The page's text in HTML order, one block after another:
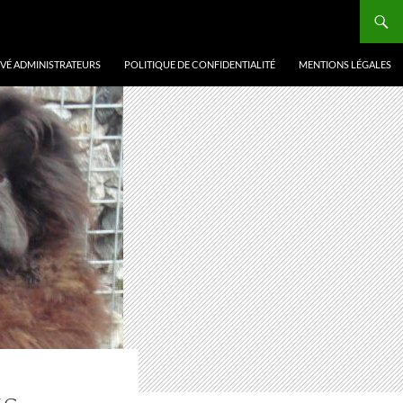
ADMINISTRATEURS POLITIQUE DE CONFIDENTIALITÉ MENTIONS LÉGALES